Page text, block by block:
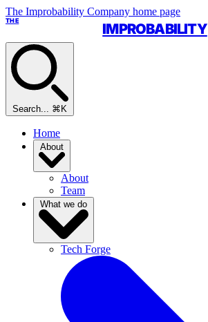
The Improbability Company home page
THE IMPROBABILITY
Search... ⌘K
Home
About
Team
Tech Forge